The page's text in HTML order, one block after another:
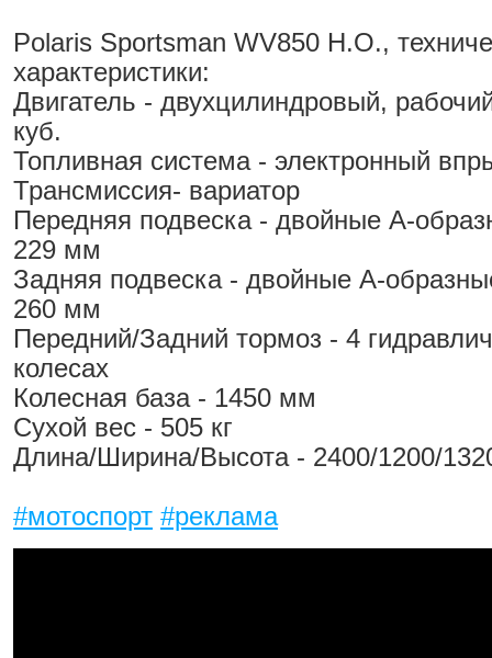
Polaris Sportsman WV850 H.O.,
характеристики:
Двигатель - двухцилиндровый,
куб.
Топливная система - электронный
Трансмиссия- вариатор
Передняя подвеска - двойные А-
229 мм
Задняя подвеска - двойные А-
260 мм
Передний/Задний тормоз - 4
колесах
Колесная база - 1450 мм
Сухой вес - 505 кг
Длина/Ширина/Высота - 2400/1200/
#мотоспорт #реклама